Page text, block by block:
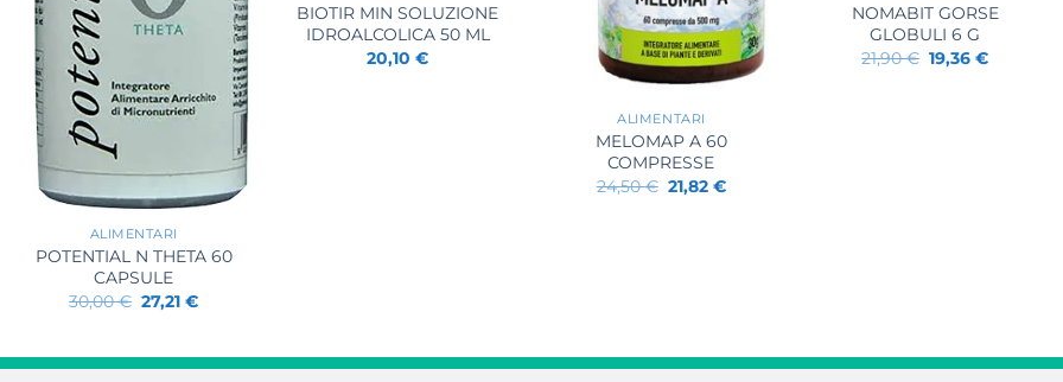
+
ALIMENTARI
POTENTIAL N THETA 60
CAPSULE
30,00€ Il
prezzo
30,00 €.
27,21€Il
27,21 €.
BIOTIR MIN SOLUZIONE
IDROALCOLICA 50 ML
20,10€
ALIMENTARI
MELOMAP A 60
COMPRESSE
24,50€ Il
prezzo
21,82€Il
NOMABIT GORSE
GLOBULI 6 G
21,90€ Il
prezzo
19,36€Il